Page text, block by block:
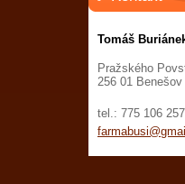
Tomáš
Pražského
256 01 Benešov
tel.: 775 106 257
farmabus